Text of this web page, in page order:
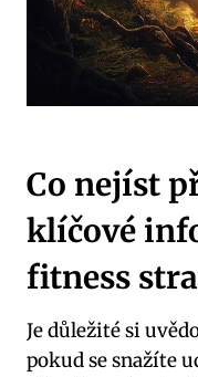
Co nejíst
klíčové
fitness
Je důležité si
pokud se snažíte